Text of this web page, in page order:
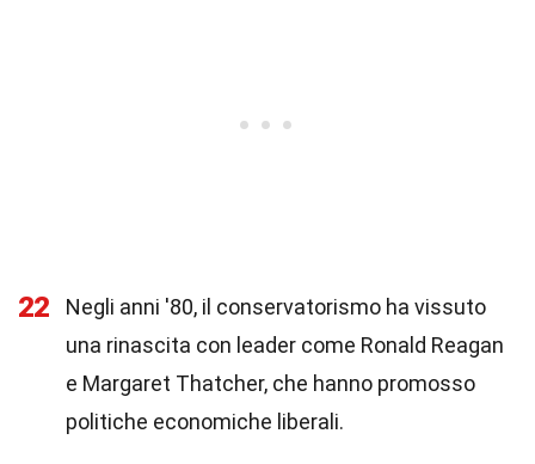
22
Negli anni '80, il conservatorismo ha vissuto
una rinascita con leader come Ronald Reagan
e Margaret Thatcher, che hanno promosso
politiche economiche liberali.